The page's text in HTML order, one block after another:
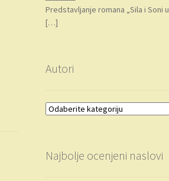
Predstavljanje romana „Sila i Soni u
[…]
Autori
Najbolje ocenjeni naslovi